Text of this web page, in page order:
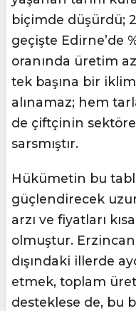
biçimde düşürdü;
geçişte Edirne’de
oranında üretim
tek başına bir
alınamaz; hem
de çiftçinin
sarsmıştır.
Hükümetin bu
güçlendirecek
arzı ve fiyatları
olmuştur.
dışındaki illerde
etmek, toplam
desteklese de, bu